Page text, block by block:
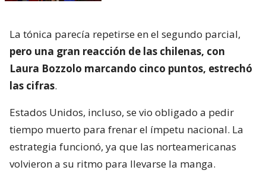
La tónica parecía repetirse en el segundo parcial,
pero una gran reacción de las chilenas, con
Laura Bozzolo marcando cinco puntos, estrechó
las cifras.
Estados Unidos, incluso, se vio obligado a pedir
tiempo muerto para frenar el ímpetu nacional. La
estrategia funcionó, ya que las norteamericanas
volvieron a su ritmo para llevarse la manga.